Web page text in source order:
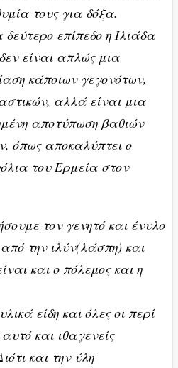
τους για δόξα.
επίπεδο η Ιλιάδα
είναι απλώς μια
κάποιων γεγονότων,
αλλά είναι μια
αποτύπωση βαθιών
όπως αποκαλύπτει ο
του Ερμεία στον
τον γενητό και ένυλο
την ιλύν(λάσπη) και
και ο πόλεμος και η
είδη και όλες οι περί
και ιθαγενείς
και την ύλη